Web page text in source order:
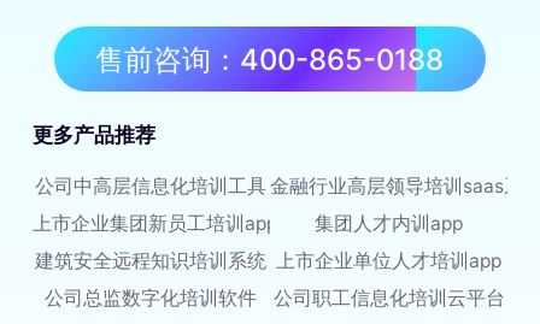
售前咨询：400-865-0188
更多产品推荐
公司中高层信息化培训工具金融行业高层领导培训saas系
上市企业集团新员工培训app
集团人才内训app
建筑安全远程知识培训系统 上市企业单位人才培训app
公司总监数字化培训软件
公司职工信息化培训云平台